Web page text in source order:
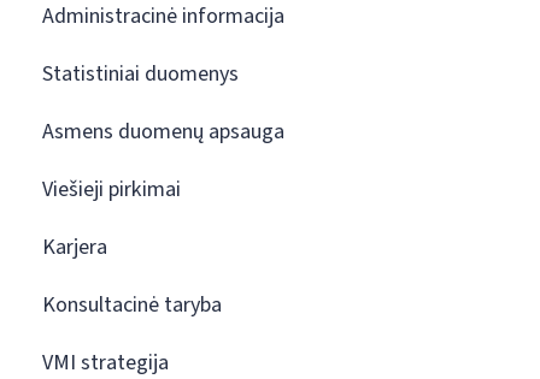
Administracinė informacija
Statistiniai duomenys
Asmens duomenų apsauga
Viešieji pirkimai
Karjera
Konsultacinė taryba
VMI strategija